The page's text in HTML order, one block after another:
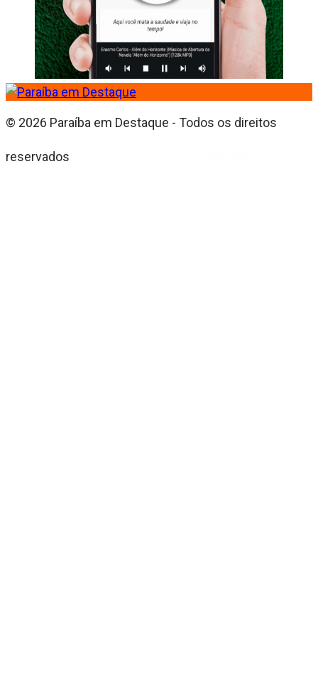
© 2026 Paraíba em Destaque - Todos os direitos
reservados